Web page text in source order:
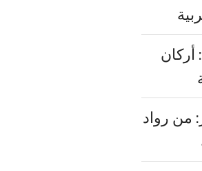
أركان
من رواد